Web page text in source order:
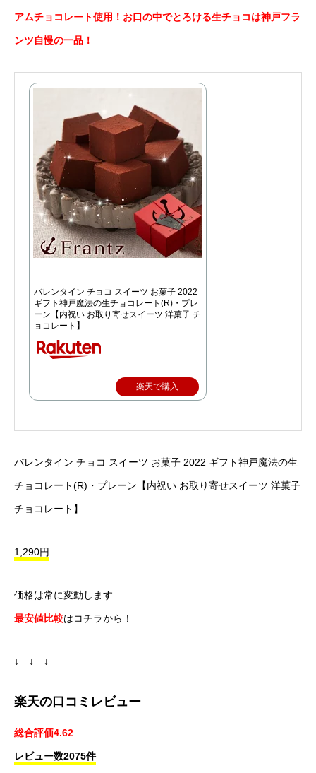
アムチョコレート使用！お口の中でとろける生チョコは神戸フラ
ンツ自慢の一品！
バレンタイン チョコ スイーツ お菓子 2022
ギフト神戸魔法の生チョコレート(R)・プレ
ーン【内祝い お取り寄せスイーツ 洋菓子 チ
ョコレート】
楽天で購入
バレンタイン チョコ スイーツ お菓子 2022 ギフト神戸魔法の生
チョコレート(R)・プレーン【内祝い お取り寄せスイーツ 洋菓子
チョコレート】
1,290円
価格は常に変動します
最安値比較はコチラから！
↓ ↓ ↓
楽天の口コミレビュー
総合評価4.62
レビュー数2075件